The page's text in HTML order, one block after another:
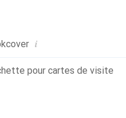
i
pour cartes de visite